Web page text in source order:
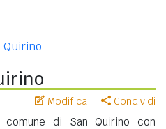
Quirino
Modifica Condividi
di San Quirino con